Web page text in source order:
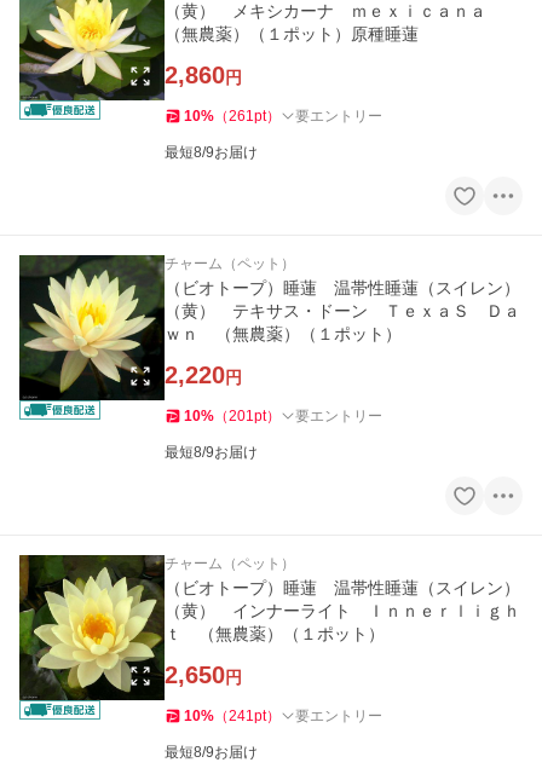
（黄） メキシカーナ ｍｅｘｉｃａｎａ
（無農薬）（１ポット）原種睡蓮
2,860円
10% （261pt） 要エントリー
最短8/9お届け
チャーム（ペット）
（ビオトープ）睡蓮 温帯性睡蓮（スイレン）
（黄） テキサス・ドーン ＴｅｘａＳ Ｄａ
ｗｎ （無農薬）（１ポット）
2,220円
10% （201pt） 要エントリー
最短8/9お届け
チャーム（ペット）
（ビオトープ）睡蓮 温帯性睡蓮（スイレン）
（黄） インナーライト Ｉｎｎｅｒｌｉｇｈ
ｔ （無農薬）（１ポット）
2,650円
10% （241pt） 要エントリー
最短8/9お届け